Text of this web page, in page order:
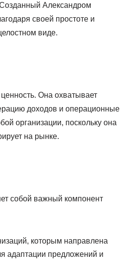
Александром
своей простоте и
виде.
ценность. Она охватывает
доходов и операционные
организации, поскольку она
на рынке.
собой важный компонент
которым направлена
адаптации предложений и